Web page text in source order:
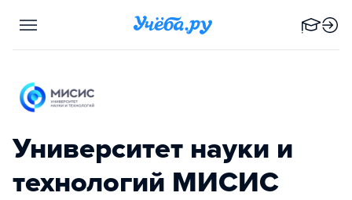
Университет науки и
технологий МИСИС